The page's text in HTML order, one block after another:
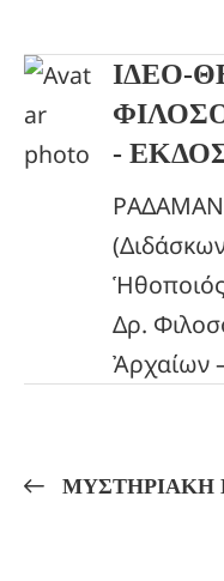
ΙΔΕΟ-
-
Δρ.
Ἀρχαίων